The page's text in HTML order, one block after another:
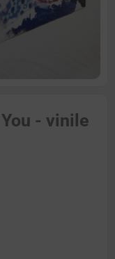
- vinile